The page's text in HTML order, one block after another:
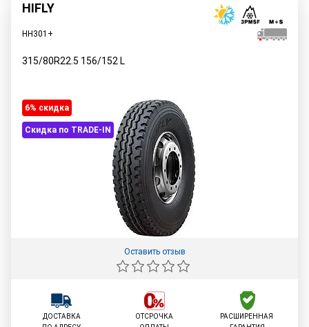
HIFLY
HH301+
315/80R22.5 156/152 L
6% cкидка
Скидка по TRADE-IN
Оставить отзыв
ДОСТАВКА
ОТСРОЧКА
РАСШИРЕННАЯ